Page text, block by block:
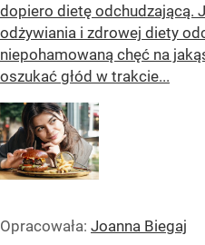
dopiero dietę odchudzającą.
odżywiania i zdrowej diety
niepohamowaną chęć na
oszukać głód w trakcie...
Opracowała: Joanna Biegaj